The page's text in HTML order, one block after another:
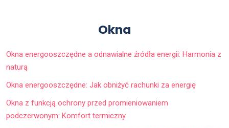
Okna
Okna energooszczędne a odnawialne źródła energii: Harmonia z
naturą
Okna energooszczędne: Jak obniżyć rachunki za energię
Okna z funkcją ochrony przed promieniowaniem
podczerwonym: Komfort termiczny